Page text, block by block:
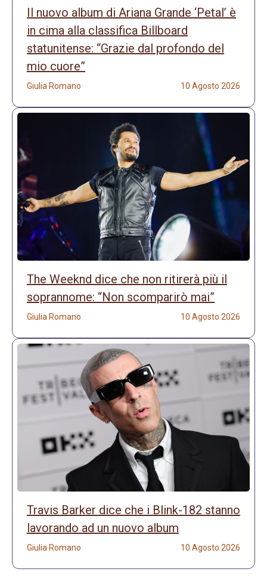
Il nuovo album di Ariana Grande ‘Petal’ è
in cima alla classifica Billboard
statunitense: “Grazie dal profondo del
mio cuore”
Giulia Romano 10 Agosto 2026
The Weeknd dice che non ritirerà più il
soprannome: “Non scomparirò mai”
Giulia Romano 10 Agosto 2026
Travis Barker dice che i Blink-182 stanno
lavorando ad un nuovo album
Giulia Romano 10 Agosto 2026